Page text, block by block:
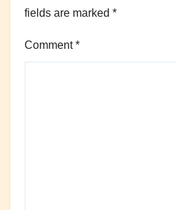
fields are marked *
Comment*